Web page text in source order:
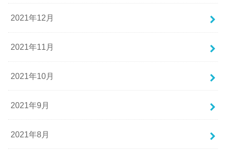
2021年12月
2021年11月
2021年10月
2021年9月
2021年8月